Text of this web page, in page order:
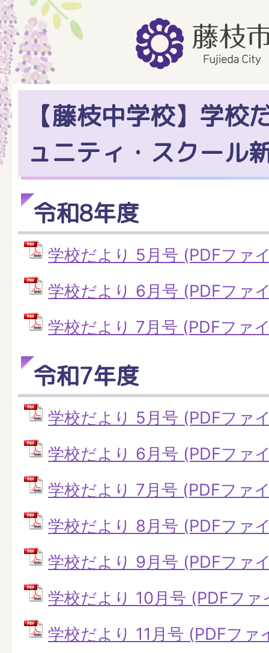
【藤枝中学校】学校
ュニティ・スクール
令和8年度
学校だより 5月号 (PDFファ
学校だより 6月号 (PDFファ
学校だより 7月号 (PDFファ
令和7年度
学校だより 5月号 (PDFファ
学校だより 6月号 (PDFファ
学校だより 7月号 (PDFファ
学校だより 8月号 (PDFファ
学校だより 9月号 (PDFファ
学校だより 10月号 (PDFフ
学校だより 11月号 (PDFファ